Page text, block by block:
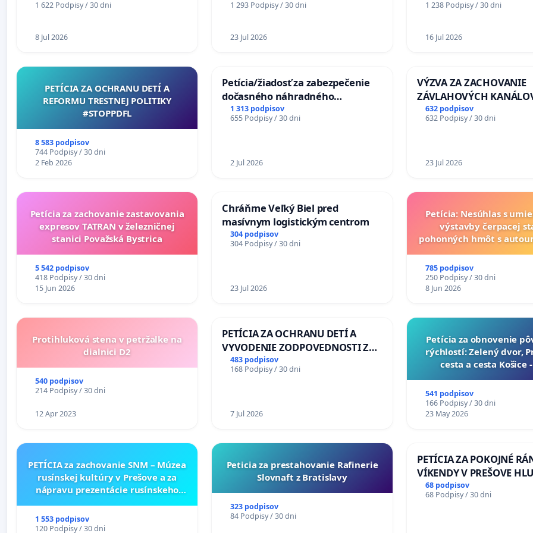
stanici Púchov
1 622 Podpisy / 30 dni
8 Jul 2026
1 293 Podpisy / 30 dni
23 Jul 2026
chrbticu?
1 238 Podpisy / 30 dni
16 Jul 2026
PETÍCIA ZA OCHRANU DETÍ A
REFORMU TRESTNEJ POLITIKY
#STOPPDFL
8 583 podpisov
744 Podpisy / 30 dni
2 Feb 2026
Petícia/žiadosť za zabezpečenie
dočasného náhradného
premostenia Váhu počas úplnej
uzávery Vážskeho mosta v
1 313 podpisov
655 Podpisy / 30 dni
2 Jul 2026
VÝZVA ZA ZACHOVANIE
ZÁVLAHOVÝCH
VÝLUČNOM
KONTROLOU
a odvodňovacích
632 podpisov
632 Podpisy / 30 dni
23 Jul 2026
Petícia za zachovanie zastavovania
expresov TATRAN v železničnej
stanici Považská Bystrica
5 542 podpisov
418 Podpisy / 30 dni
15 Jun 2026
Chráňme Veľký Biel pred
masívnym logistickým centrom
304 podpisov
304 Podpisy / 30 dni
23 Jul 2026
Petícia: Nesúhlas s
výstavby čerpacej
pohonných hmôt s
Grob - Čierna
785 podpisov
250 Podpisy / 30 dni
8 Jun 2026
Protihluková stena v petržalke na
dialnici D2
540 podpisov
214 Podpisy / 30 dni
12 Apr 2023
PETÍCIA ZA OCHRANU DETÍ A
VYVODENIE ZODPOVEDNOSTI ZA
DLHOROČNÚ NEČINNOSŤ A
ZLYHANIE ŠTÁTU
483 podpisov
168 Podpisy / 30 dni
7 Jul 2026
​Petícia za obnovenie
rýchlostí: Zelený dvor,
cesta a cesta Košice
541 podpisov
166 Podpisy / 30 dni
23 May 2026
PETÍCIA za zachovanie SNM – Múzea
rusínskej kultúry v Prešove a za
nápravu prezentácie rusínskeho
Múzeu ukrajinskej kultúry vo
Svidníku
1 553 podpisov
120 Podpisy / 30 dni
Peticia za prestahovanie Rafinerie
Slovnaft z Bratislavy
323 podpisov
84 Podpisy / 30 dni
PETÍCIA ZA POKOJNÉ
VÍKENDY V PREŠOVE
STAVEBNÉ PRÁCE V
OD 9.00 DO 13.00 HOD.,
68 podpisov
68 Podpisy / 30 dni